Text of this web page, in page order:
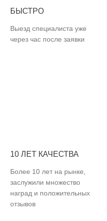
БЫСТРО
Выезд специалиста уже
через час после заявки
10 ЛЕТ КАЧЕСТВА
Более 10 лет на рынке,
заслужили множество
наград и положительных
отзывов